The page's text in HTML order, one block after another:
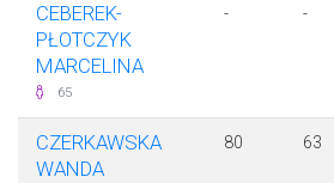
CEBEREK-
PŁOTCZYK
MARCELINA
65
- -
CZERKAWSKA
WANDA
80 63